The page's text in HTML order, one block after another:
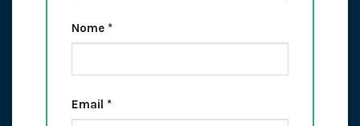
Nome *
Email *